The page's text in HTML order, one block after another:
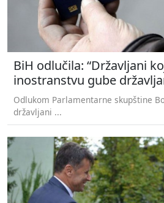
BiH odlučila: “Državljani
inostranstvu gube
Odlukom Parlamentarne skupštine
državljani ...